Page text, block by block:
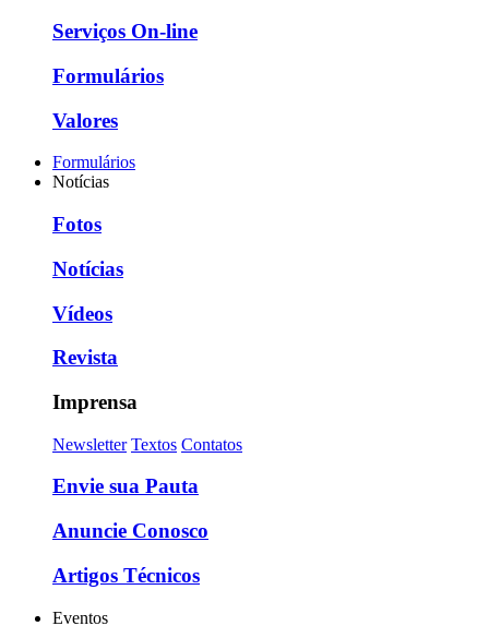
Serviços On-line
Formulários
Valores
Formulários
Notícias
Fotos
Notícias
Vídeos
Revista
Imprensa
Newsletter Textos Contatos
Envie sua Pauta
Anuncie Conosco
Artigos Técnicos
Eventos